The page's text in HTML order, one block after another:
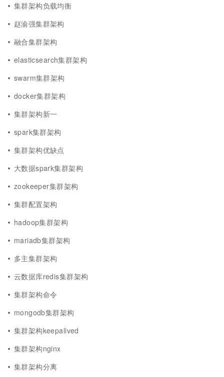
集群架构负载均衡
赵渝强集群架构
融合集群架构
elasticsearch集群架构
swarm集群架构
docker集群架构
集群架构新一
spark集群架构
集群架构优缺点
大数据spark集群架构
zookeeper集群架构
集群配置架构
hadoop集群架构
mariadb集群架构
多主集群架构
云数据库redis集群架构
集群架构命令
mongodb集群架构
集群架构keepalived
集群架构nginx
集群架构分离